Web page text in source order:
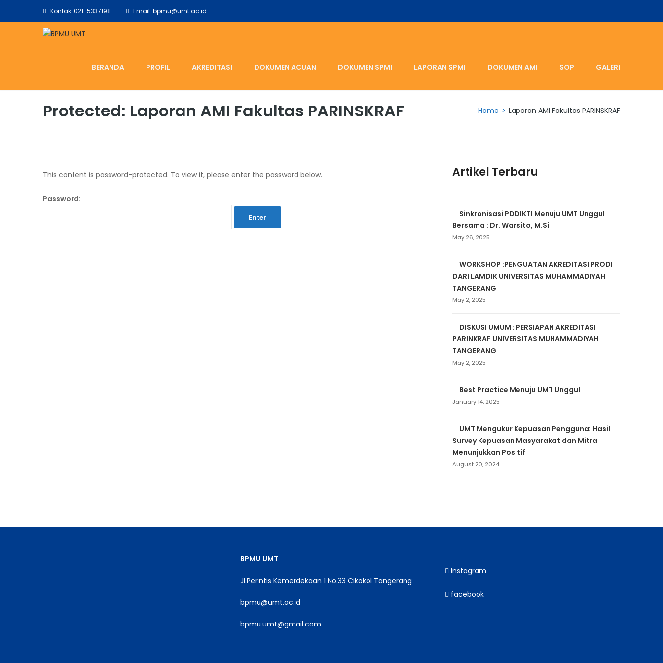
Kontak: 021-5337198 Email: bpmu@umt.ac.id
BERANDA PROFIL AKREDITASI DOKUMEN ACUAN DOKUMEN SPMI LAPORAN SPMI DOKUMEN AMI SOP GALERI
Protected: Laporan AMI Fakultas PARINSKRAF Home > Laporan AMI Fakultas PARINSKRAF
This content is password-protected. To view it, please enter the password below.
Password:
Artikel Terbaru
Sinkronisasi PDDIKTI Menuju UMT Unggul
Bersama : Dr. Warsito, M.Si
May 26, 2025
WORKSHOP :PENGUATAN AKREDITASI PRODI
DARI LAMDIK UNIVERSITAS MUHAMMADIYAH
TANGERANG
May 2, 2025
DISKUSI UMUM : PERSIAPAN AKREDITASI
PARINKRAF UNIVERSITAS MUHAMMADIYAH
TANGERANG
May 2, 2025
Best Practice Menuju UMT Unggul
January 14, 2025
UMT Mengukur Kepuasan Pengguna: Hasil
Survey Kepuasan Masyarakat dan Mitra
Menunjukkan Positif
August 20, 2024
BPMU UMT
Jl.Perintis Kemerdekaan 1 No.33 Cikokol Tangerang
bpmu@umt.ac.id
bpmu.umt@gmail.com
Instagram
facebook